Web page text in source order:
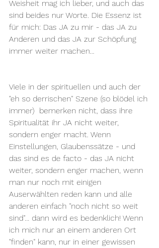
Weisheit mag ich lieber, und auch das
sind beides nur Worte. Die Essenz ist
für mich: Das JA zu mir - das JA zu
Anderen und das JA zur Schöpfung
immer weiter machen...
Viele in der spirituellen und auch der
"eh so derrischen" Szene (so blödel ich
immer)  bemerken nicht, dass ihre
Spiritualität ihr JA nicht weiter,
sondern enger macht. Wenn
Einstellungen, Glaubenssätze - und
das sind es de facto - das JA nicht
weiter, sondern enger machen, wenn
man nur noch mit einigen
Auserwählten reden kann und alle
anderen einfach "noch nicht so weit
sind"... dann wird es bedenklich! Wenn
ich mich nur an einem anderen Ort
"finden" kann, nur in einer gewissen